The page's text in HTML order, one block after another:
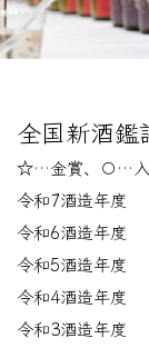
全国新酒鑑
☆…金賞、〇…
令和7酒造年
令和6酒造年
令和5酒造年
令和4酒造年
令和3酒造年